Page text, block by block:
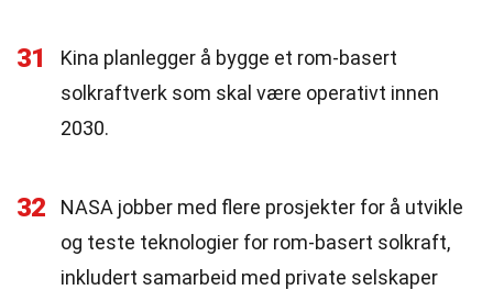
31
Kina planlegger å bygge et rom-basert
solkraftverk som skal være operativt innen
2030.
32
NASA jobber med flere prosjekter for å utvikle
og teste teknologier for rom-basert solkraft,
inkludert samarbeid med private selskaper